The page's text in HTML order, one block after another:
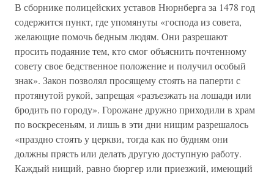
В сборнике полицейских уставов Нюрнберга за 1478 год
содержится пункт, где упомянуты «господа из совета,
желающие помочь бедным людям. Они разрешают
просить подаяние тем, кто смог объяснить почтенному
совету свое бедственное положение и получил особый
знак». Закон позволял просящему стоять на паперти с
протянутой рукой, запрещая «разъезжать на лошади или
бродить по городу». Горожане дружно приходили в храм
по воскресеньям, и лишь в эти дни нищим разрешалось
«праздно стоять у церкви, тогда как по будням они
должны прясть или делать другую доступную работу.
Каждый нищий, равно бюргер или приезжий, имеющий